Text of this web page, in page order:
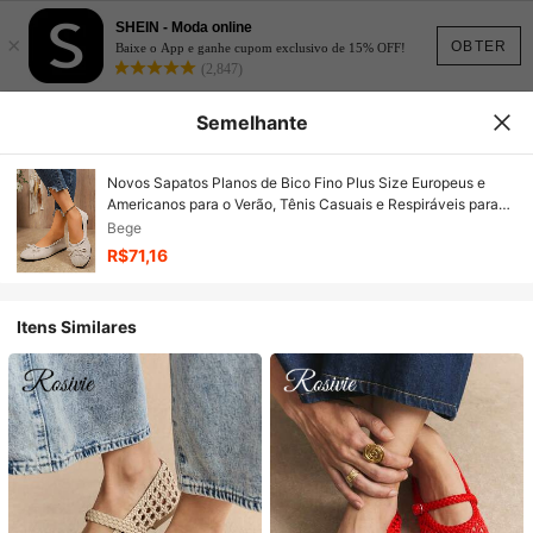
OBTER
×
SHEIN - Moda online
Baixe o App e ganhe cupom exclusivo de 15% OFF!
(2,847)
Semelhante
Novos Sapatos Planos de Bico Fino Plus Size Europeus e
Americanos para o Verão, Tênis Casuais e Respiráveis para
Mulheres, Adequados para Mães e Gestantes
Bege
R$71,16
Itens Similares